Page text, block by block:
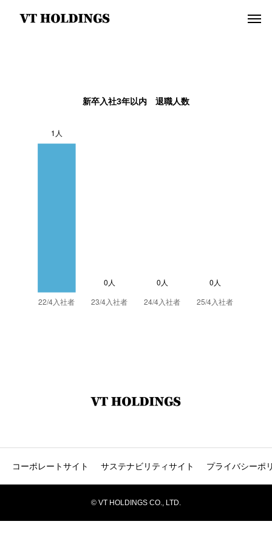
新卒入社3年以内 退職人数
コーポレートサイト サステナビリティサイト プライバシーポ
© VT HOLDINGS CO., LTD.